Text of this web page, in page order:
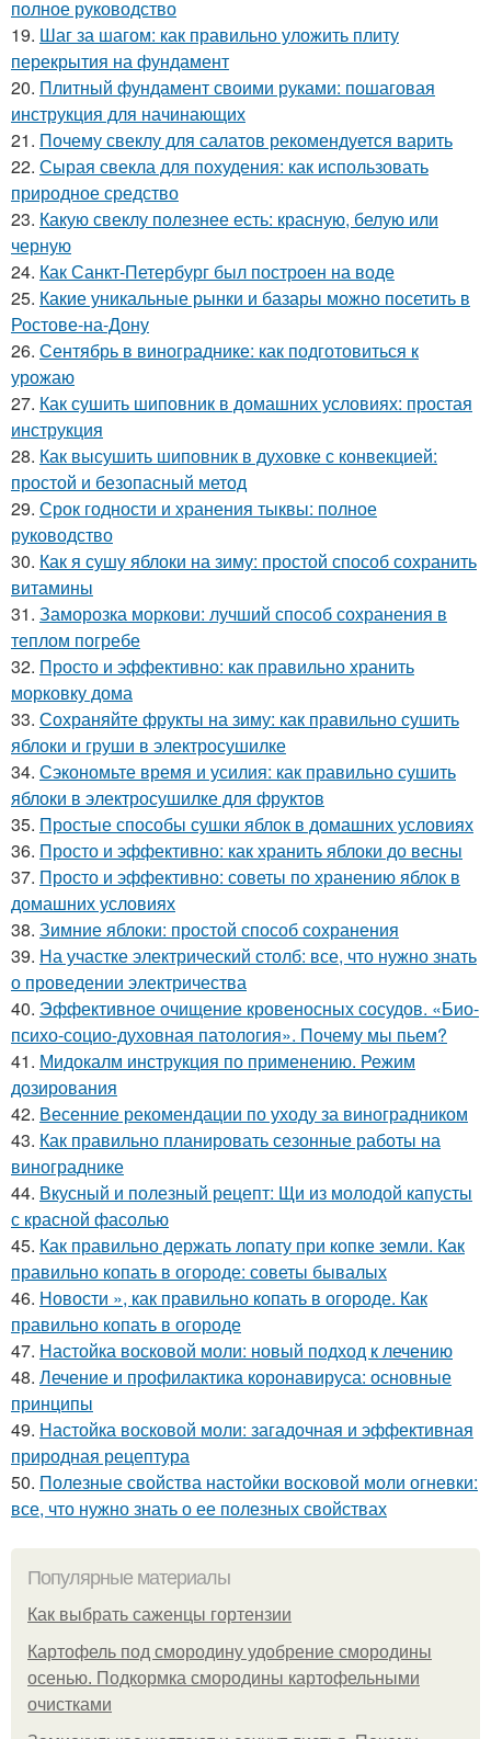
полное руководство
19. Шаг за шагом: как правильно уложить плиту
перекрытия на фундамент
20. Плитный фундамент своими руками: пошаговая
инструкция для начинающих
21. Почему свеклу для салатов рекомендуется варить
22. Сырая свекла для похудения: как использовать
природное средство
23. Какую свеклу полезнее есть: красную, белую или
черную
24. Как Санкт-Петербург был построен на воде
25. Какие уникальные рынки и базары можно посетить в
Ростове-на-Дону
26. Сентябрь в винограднике: как подготовиться к
урожаю
27. Как сушить шиповник в домашних условиях: простая
инструкция
28. Как высушить шиповник в духовке с конвекцией:
простой и безопасный метод
29. Срок годности и хранения тыквы: полное
руководство
30. Как я сушу яблоки на зиму: простой способ сохранить
витамины
31. Заморозка моркови: лучший способ сохранения в
теплом погребе
32. Просто и эффективно: как правильно хранить
морковку дома
33. Сохраняйте фрукты на зиму: как правильно сушить
яблоки и груши в электросушилке
34. Сэкономьте время и усилия: как правильно сушить
яблоки в электросушилке для фруктов
35. Простые способы сушки яблок в домашних условиях
36. Просто и эффективно: как хранить яблоки до весны
37. Просто и эффективно: советы по хранению яблок в
домашних условиях
38. Зимние яблоки: простой способ сохранения
39. На участке электрический столб: все, что нужно знать
о проведении электричества
40. Эффективное очищение кровеносных сосудов. «Био-
психо-социо-духовная патология». Почему мы пьем?
41. Мидокалм инструкция по применению. Режим
дозирования
42. Весенние рекомендации по уходу за виноградником
43. Как правильно планировать сезонные работы на
винограднике
44. Вкусный и полезный рецепт: Щи из молодой капусты
с красной фасолью
45. Как правильно держать лопату при копке земли. Как
правильно копать в огороде: советы бывалых
46. Новости », как правильно копать в огороде. Как
правильно копать в огороде
47. Настойка восковой моли: новый подход к лечению
48. Лечение и профилактика коронавируса: основные
принципы
49. Настойка восковой моли: загадочная и эффективная
природная рецептура
50. Полезные свойства настойки восковой моли огневки:
все, что нужно знать о ее полезных свойствах
Популярные материалы
Как выбрать саженцы гортензии
Картофель под смородину удобрение смородины
осенью. Подкормка смородины картофельными
очистками